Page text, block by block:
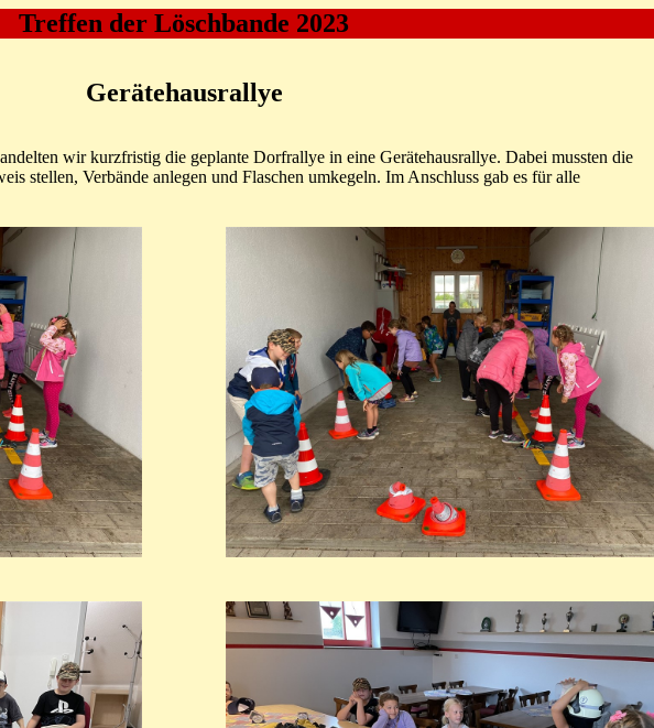
Treffen der Löschbande 2023
Gerätehausrallye
wir kurzfristig die geplante Dorfrallye in eine Gerätehausrallye. Dabei mussten die
stellen, Verbände anlegen und Flaschen umkegeln. Im Anschluss gab es für alle